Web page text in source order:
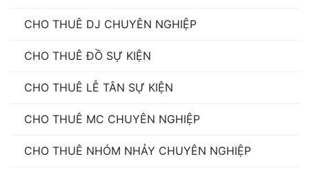
CHO THUÊ DJ CHUYÊN NGHIỆP
CHO THUÊ ĐỒ SỰ KIỆN
CHO THUÊ LỄ TÂN SỰ KIỆN
CHO THUÊ MC CHUYÊN NGHIỆP
CHO THUÊ NHÓM NHẢY CHUYÊN NGHIỆP